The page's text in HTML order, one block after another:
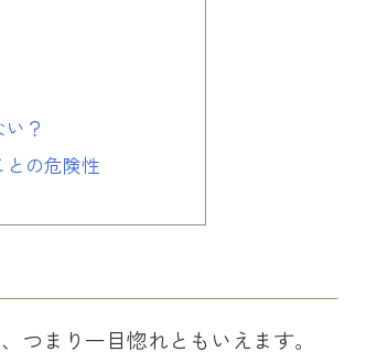
？
の危険性
つまり一目惚れともいえます。